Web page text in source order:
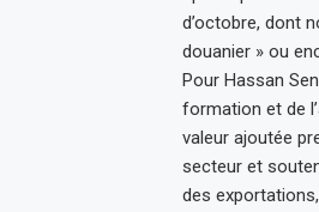
d’octobre, dont
douanier » ou
Pour Hassan
formation et de
valeur ajoutée
secteur et
des